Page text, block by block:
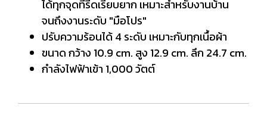
ได้ทุกจุดที่รีดเรียบยาก เหมาะสำหรับงานบ้าน
จนถึงงานระดับ "มือโปร"
ปรับความร้อนได้ 4 ระดับ เหมาะกับทุกเนื้อผ้า
ขนาด กว้าง 10.9 cm. สูง 12.9 cm. ลึก 24.7 cm.
กำลังไฟฟ้าเข้า 1,000 วัตต์